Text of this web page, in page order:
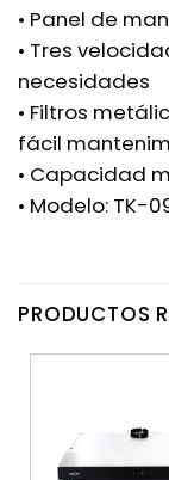
• Panel de
• Tres
necesidades
• Filtros
fácil
• Capacidad
• Modelo: TK-
PRODUCTOS